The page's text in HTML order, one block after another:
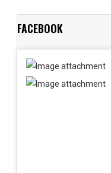
FACEBOOK